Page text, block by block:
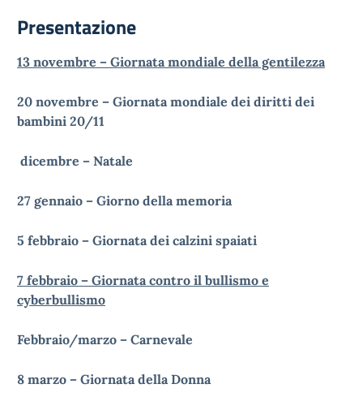
Presentazione
13 novembre – Giornata mondiale della gentilezza
20 novembre – Giornata mondiale dei diritti dei
bambini 20/11
dicembre – Natale
27 gennaio – Giorno della memoria
5 febbraio – Giornata dei calzini spaiati
7 febbraio – Giornata contro il bullismo e
cyberbullismo
Febbraio/marzo – Carnevale
8 marzo – Giornata della Donna